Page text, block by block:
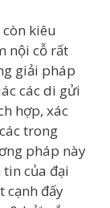
kiêu
nội cỗ rất
giải pháp
các di gửi
hợp, xác
trong
pháp này
của đại
cạnh đấy